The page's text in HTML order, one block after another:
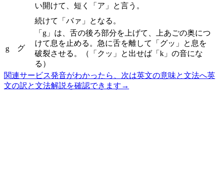
い開けて、短く「ア」と言う。
続けて「バァ」となる。
g グ
「g」は、舌の後ろ部分を上げて、上あごの奥につ
けて息を止める。急に舌を離して「グッ」と息を
破裂させる。（「クッ」と出せば「k」の音にな
る）
関連サービス発音がわかったら、次は英文の意味と文法へ英
文の訳と文法解説を確認できます →